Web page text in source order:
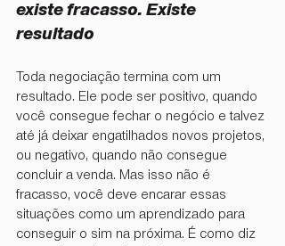
existe fracasso. Existe
resultado
Toda negociação termina com um
resultado. Ele pode ser positivo, quando
você consegue fechar o negócio e talvez
até já deixar engatilhados novos projetos,
ou negativo, quando não consegue
concluir a venda. Mas isso não é
fracasso, você deve encarar essas
situações como um aprendizado para
conseguir o sim na próxima. É como diz